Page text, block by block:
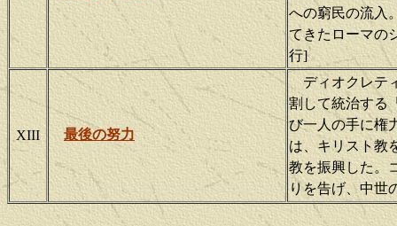
への窮民の流入
てきたローマの
行]
XIII 最後の努力
ディオクレティ
割して統治する
び一人の手に権
は、キリスト教
教を振興した。
りを告げ、中世